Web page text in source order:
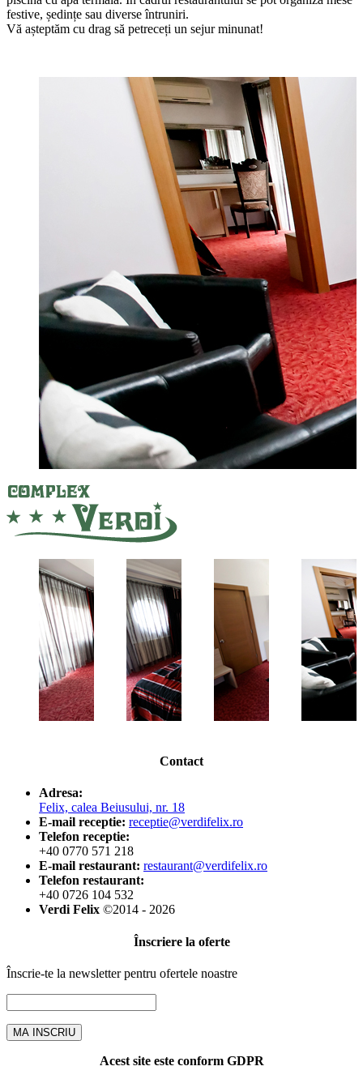
festive, ședințe sau diverse întruniri.
Vă așteptăm cu drag să petreceți un sejur minunat!
Contact
Adresa:
Felix, calea Beiusului, nr. 18
E-mail receptie: receptie@verdifelix.ro
Telefon receptie:
+40 0770 571 218
E-mail restaurant: restaurant@verdifelix.ro
Telefon restaurant:
+40 0726 104 532
Verdi Felix ©2014 - 2026
Înscriere la oferte
Înscrie-te la newsletter pentru ofertele noastre
MA INSCRIU
Acest site este conform GDPR